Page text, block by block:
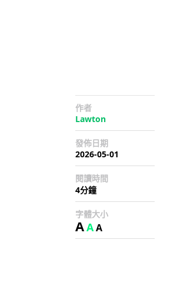
作者
Lawton
發佈日期
2026-05-01
閱讀時間
4分鐘
字體大小
AAA